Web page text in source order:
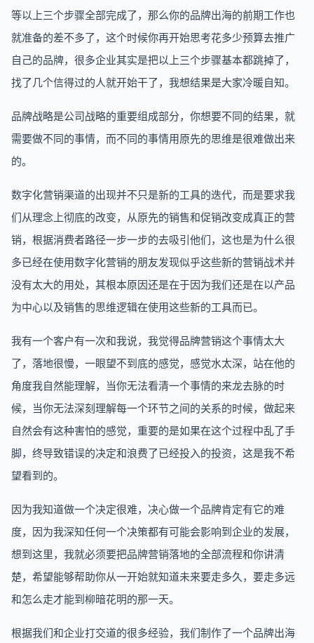
等以上三个步骤全部完成了，那么你的品牌出海的前期工作也
就准备的差不多了，这个时候你再开始思考花多少预算去推广
自己的品牌，很多企业其实是把以上三个步骤基本都跳掉了，
找了几个信得过的人就开始干了，我想结果是大家冷暖自知。
品牌战略是公司战略的重要组成部分，你想要不同的结果，就
需要做不同的事情，而不同的事情用原先的思维是很难做出来
的。
数字化营销渠道的出现并不只是新的工具的迭代，而是要求我
们从理念上彻底的改变，从原先的销售和促销改变成真正的营
销，根据消费者路径一步一步的去吸引他们，这也是为什么很
多已经在使用数字化营销的朋友发现似乎这些新的营销战术并
没有太大的用处，其根本原因还是在于因为我们还是在以产品
为中心以及销售的思维逻辑在使用这些新的工具而已。
我有一个客户有一次和我说，我觉得品牌营销这个事情太大
了，落地很慢，一眼望不到底的感觉，感觉水太深，站在他的
角度我自然能理解，当你无法看清一个事情的来龙去脉的时
候，当你无法深刻理解每一个环节之间的关系的时候，做起来
自然会有这种害怕的感觉，重要的是如果在这个过程中乱了手
脚，终导致错误的决定和浪费了已经投入的投资，这是我不希
望看到的。
因为我知道做一个决定很难，决心做一个品牌肯定有它的难
度，因为我深知任何一个决策都有可能会影响到企业的发展，
想到这里，我就必须要把品牌营销落地的全部流程和你讲清
楚，希望能够帮助你从一开始就知道未来要走多久，要走多远
和怎么走才能到柳暗花明的那一天。
根据我们和企业打交道的很多经验，我们制作了一个品牌出海